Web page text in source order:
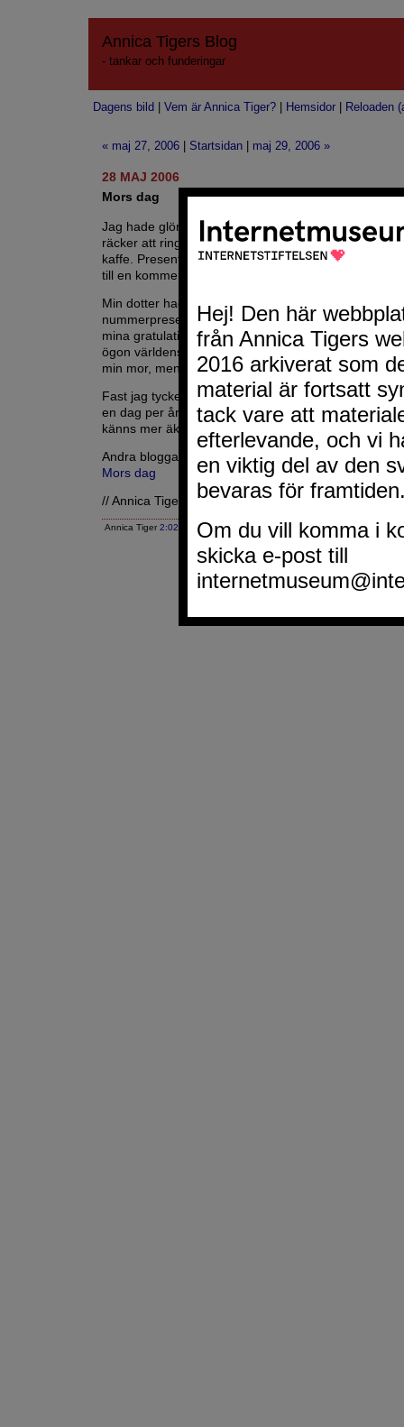
Annica Tigers Blog
- tankar och funderingar
Dagens bild Vem är Annica Tiger? Hemsidor Reloaden
« maj 27, 2006 Startsidan maj 29, 2006 »
28 MAJ 2006
Mors dag
Jag hade glömt bort att det ärMors dagi dag. Jag
räcker att ringa, skicka ett kort eller bara träffas över
kaffe. Presenter och annat är bara för att
till en kommersiell högtid.
Min dotter hade sänt ett MMS och ringt såg jag på
nummerpresentatören, så jag ringde upp henne
mina gratulationer till henne :). Ja, hon är ju också
ögon världens bästa mor till mina tre barnbarn. Jag
min mor, men hon är van att jag brukar glömma
Fast jag tycker alla dagar ska vara mors och fars
en dag per år. Att kunna visa sin uppskattning en
känns mer äkta.
Andra bloggar om:
Mors dag
// Annica Tiger
Annica Tiger 2:02 EM |Google